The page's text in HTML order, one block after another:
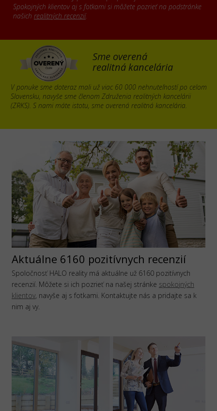
Spokojných klientov aj s fotkami si môžete pozrieť na podstránke
našich realitných recenzií.
Sme overená
realitná kancelária
V ponuke sme doteraz mali už viac 60 000 nehnuteľností po celom
Slovensku, navyše sme členom Združenia realitných kancelárii
(ZRKS). S nami máte istotu, sme overená realitná kancelária.
Aktuálne 6160 pozitívnych recenzií
Spoločnosť HALO reality má aktuálne už 6160 pozitívnych
recenzií. Môžete si ich pozrieť na našej stránke spokojných
klientov, navyše aj s fotkami. Kontaktujte nás a pridajte sa k
nim aj vy.